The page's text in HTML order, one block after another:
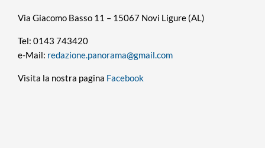
Via Giacomo Basso 11 – 15067 Novi Ligure (AL)
Tel: 0143 743420
e-Mail: redazione.panorama@gmail.com
Visita la nostra pagina Facebook